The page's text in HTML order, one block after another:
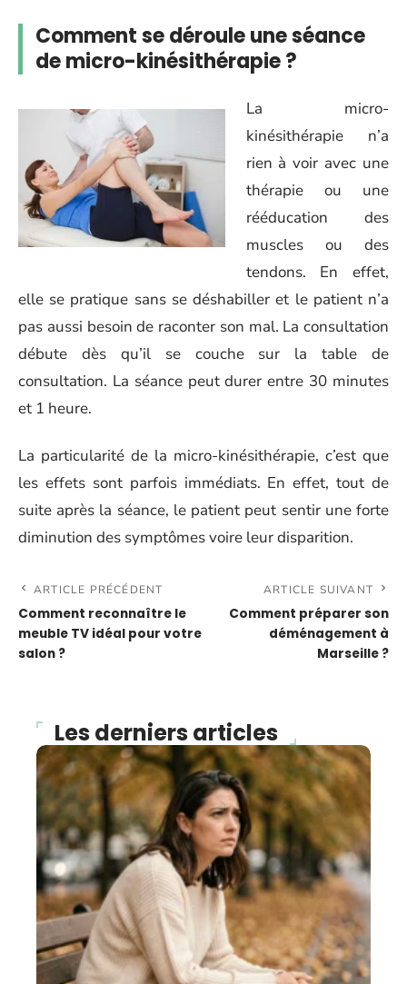
Comment se déroule une séance
de micro-kinésithérapie ?
La micro-
kinésithérapie n’a
rien à voir avec une
thérapie ou une
rééducation des
muscles ou des
tendons. En effet,
elle se pratique sans se déshabiller et le patient n’a
pas aussi besoin de raconter son mal. La consultation
débute dès qu’il se couche sur la table de
consultation. La séance peut durer entre 30 minutes
et 1 heure.
La particularité de la micro-kinésithérapie, c’est que
les effets sont parfois immédiats. En effet, tout de
suite après la séance, le patient peut sentir une forte
diminution des symptômes voire leur disparition.
ARTICLE PRÉCÉDENT
Comment reconnaître le
meuble TV idéal pour votre
salon ?
ARTICLE SUIVANT
Comment préparer son
déménagement à
Marseille ?
Les derniers articles